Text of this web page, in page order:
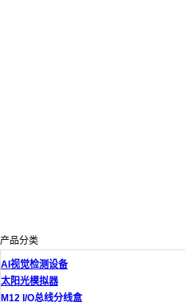
产品分类
AI视觉检测设备
太阳光模拟器
M12 I/O总线分线盒